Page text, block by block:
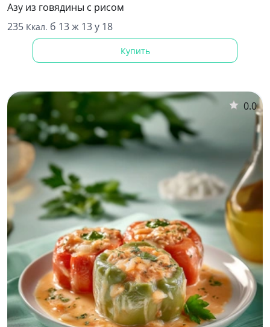
Азу из говядины с рисом
235 Ккал. б 13 ж 13 у 18
Купить
0.0